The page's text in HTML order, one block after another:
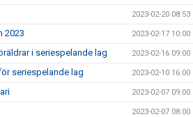
2023-02-20 08:53
2023 2023-02-17 10:00
i seriespelande lag 2023-02-16 09:00
seriespelande lag 2023-02-10 16:00
2023-02-07 09:00
2023-02-07 08:00